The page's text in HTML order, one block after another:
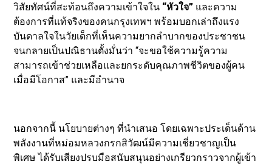
วิสัยทัศน์ที่สะท้อนถึงความเข้าใจใน “หัวใจ” และความ
ต้องการที่แท้จริงของคนกรุงเทพฯ พร้อมบอกเล่าถึงแรง
บันดาลใจในวัยเด็กที่เห็นความยากลำบากของประชาชน
จนกลายเป็นปณิธานตั้งมั่นว่า “จะขอใช้ความรู้ความ
สามารถเข้าช่วยเหลือและยกระดับคุณภาพชีวิตของผู้คน
เมื่อมีโอกาส” และมีอำนาจ
​นอกจากนี้ นโยบายต่างๆ ที่นำเสนอ โดยเฉพาะประเด็นด้าน
พลังงานที่หม่อมหลวงกรกสิวัฒน์มีความเชี่ยวชาญเป็น
พิเศษ ได้รับเสียงปรบมือสนับสนุนอย่างเกรียวกราวจากผู้เข้า